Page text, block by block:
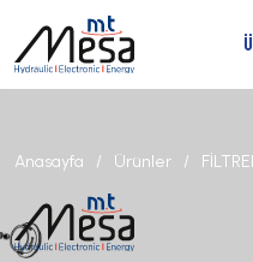
Anasayfa Ürünler